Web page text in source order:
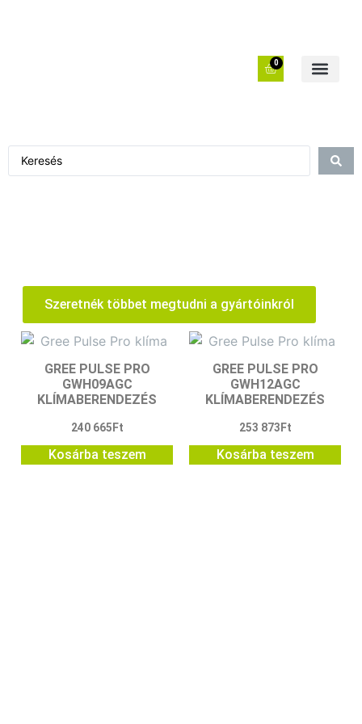
0
Szeretnék többet megtudni a gyártóinkról
GREE PULSE PRO
GWH09AGC
KLÍMABERENDEZÉS
240 665 Ft
Kosárba teszem
GREE PULSE PRO
GWH12AGC
KLÍMABERENDEZÉS
253 873 Ft
Kosárba teszem